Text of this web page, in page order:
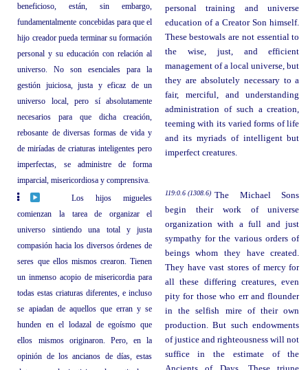
beneficioso, están, sin embargo,
fundamentalmente concebidas para que el
hijo creador pueda terminar su formación
personal y su educación con relación al
universo. No son esenciales para la
gestión juiciosa, justa y eficaz de un
universo local, pero sí absolutamente
necesarios para que dicha creación,
rebosante de diversas formas de vida y
de miríadas de criaturas inteligentes pero
imperfectas, se administre de forma
imparcial, misericordiosa y comprensiva.
personal training and universe
education of a Creator Son himself.
These bestowals are not essential to
the wise, just, and efficient
management of a local universe, but
they are absolutely necessary to a
fair, merciful, and understanding
administration of such a creation,
teeming with its varied forms of life
and its myriads of intelligent but
imperfect creatures.
Los hijos migueles
comienzan la tarea de organizar el
universo sintiendo una total y justa
compasión hacia los diversos órdenes de
seres que ellos mismos crearon. Tienen
un inmenso acopio de misericordia para
todas estas criaturas diferentes, e incluso
se apiadan de aquellos que erran y se
hunden en el lodazal de egoísmo que
ellos mismos originaron. Pero, en la
opinión de los ancianos de días, estas
119:0.6 (1308.6) The Michael Sons
begin their work of universe
organization with a full and just
sympathy for the various orders of
beings whom they have created.
They have vast stores of mercy for
all these differing creatures, even
pity for those who err and flounder
in the selfish mire of their own
production. But such endowments
of justice and righteousness will not
suffice in the estimate of the